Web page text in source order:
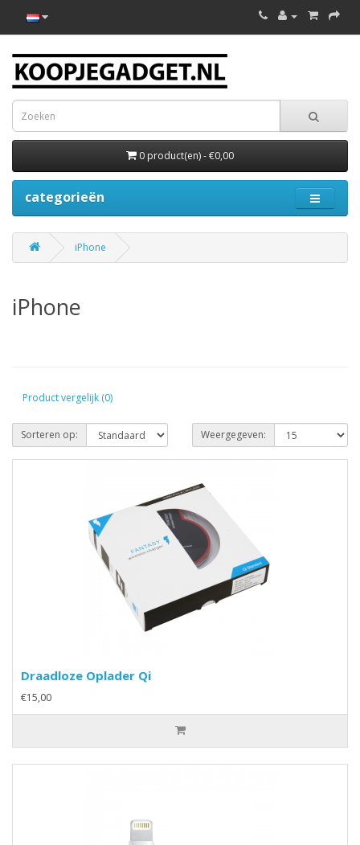
0 product(en) - €0,00
categorieën
iPhone
iPhone
Product vergelijk (0)
Sorteren op: Weergegeven:
Draadloze Oplader Qi
€15,00